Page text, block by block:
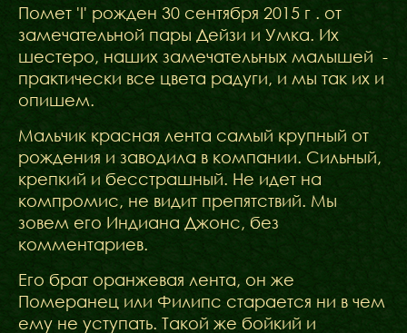
Помет 'I' рожден 30 сентября 2015 г . от
замечательной пары Дейзи и Умка. Их
шестеро, наших замечательных малышей -
практически все цвета радуги, и мы так их и
опишем.
Мальчик красная лента самый крупный от
рождения и заводила в компании. Сильный,
крепкий и бесстрашный. Не идет на
компромис, не видит препятствий. Мы
зовем его Индиана Джонс, без
комментариев.
Его брат оранжевая лента, он же
Померанец или Филипс старается ни в чем
ему не уступать. Такой же бойкий и
ФАКТИ
БЛОГ
ГАЛЕРЕЇ